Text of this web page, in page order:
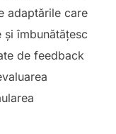
adaptările care
îmbunătățesc
de feedback